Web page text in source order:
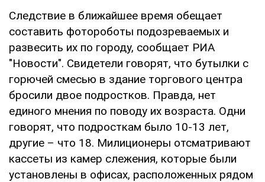
Следствие в ближайшее время обещает
составить фотороботы подозреваемых и
развесить их по городу, сообщает РИА
"Новости". Свидетели говорят, что бутылки с
горючей смесью в здание торгового центра
бросили двое подростков. Правда, нет
единого мнения по поводу их возраста. Одни
говорят, что подросткам было 10-13 лет,
другие – что 18. Милиционеры отсматривают
кассеты из камер слежения, которые были
установлены в офисах, расположенных рядом